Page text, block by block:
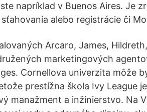
napríklad v Buenos Aires. Je
alebo registrácie či
Arcaro, James,
marketingových
Cornellova univerzita môže
prestížna škola Ivy League
manažment a inžinierstvo. Na